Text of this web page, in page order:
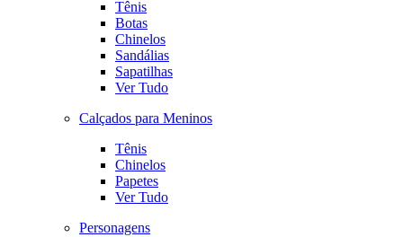
Tênis
Botas
Chinelos
Sandálias
Sapatilhas
Ver Tudo
Calçados para Meninos
Tênis
Chinelos
Papetes
Ver Tudo
Personagens